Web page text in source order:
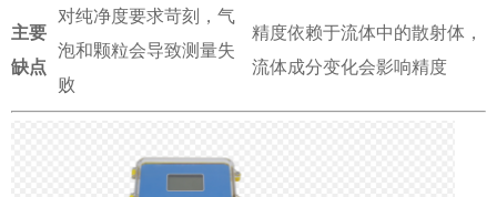
主要
缺点
对纯净度要求苛刻，气
泡和颗粒会导致测量失
败
精度依赖于流体中的散射体，
流体成分变化会影响精度